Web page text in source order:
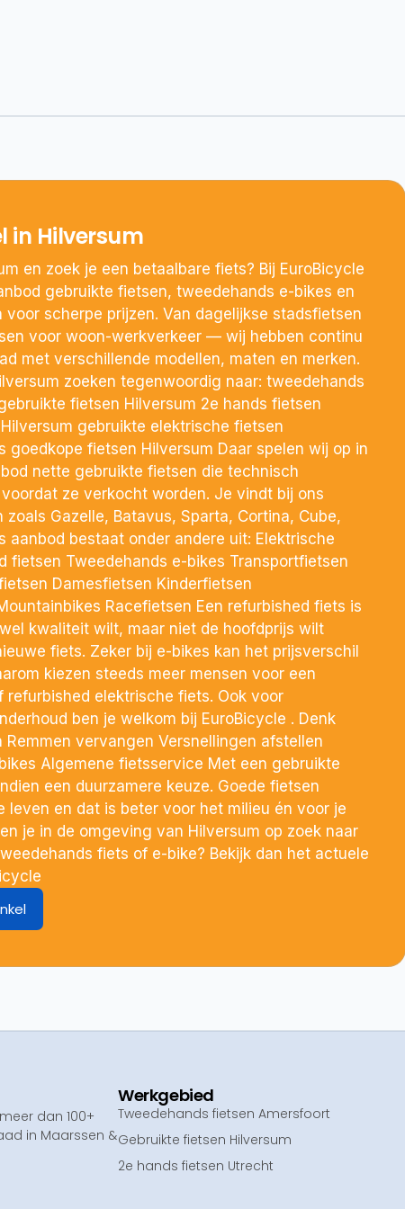
in Hilversum
en zoek je een betaalbare fiets? Bij EuroBicycle
gebruikte fietsen, tweedehands e-bikes en
voor scherpe prijzen. Van dagelijkse stadsfietsen
voor woon-werkverkeer — wij hebben continu
met verschillende modellen, maten en merken.
zoeken tegenwoordig naar: tweedehands
fietsen Hilversum 2e hands fietsen
gebruikte elektrische fietsen
goedkope fietsen Hilversum Daar spelen wij op in
nette gebruikte fietsen die technisch
ze verkocht worden. Je vindt bij ons
Gazelle, Batavus, Sparta, Cortina, Cube,
aanbod bestaat onder andere uit: Elektrische
fietsen Tweedehands e-bikes Transportfietsen
Damesfietsen Kinderfietsen
Racefietsen Een refurbished fiets is
kwaliteit wilt, maar niet de hoofdprijs wilt
fiets. Zeker bij e-bikes kan het prijsverschil
kiezen steeds meer mensen voor een
refurbished elektrische fiets. Ook voor
ben je welkom bij EuroBicycle . Denk
Remmen vervangen Versnellingen afstellen
Algemene fietsservice Met een gebruikte
een duurzamere keuze. Goede fietsen
leven en dat is beter voor het milieu én voor je
je in de omgeving van Hilversum op zoek naar
fiets of e-bike? Bekijk dan het actuele
dan 100+
in Maarssen &
Werkgebied
Tweedehands fietsen Amersfoort
Gebruikte fietsen Hilversum
2e hands fietsen Utrecht